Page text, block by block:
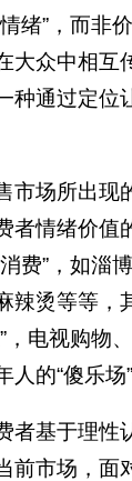
绪”，而非
大众中相互
种通过定位
市场所出现
者情绪价值
费”，如淄
辣烫等等，
，电视购物
的“傻乐场”
者基于理性
前市场，面